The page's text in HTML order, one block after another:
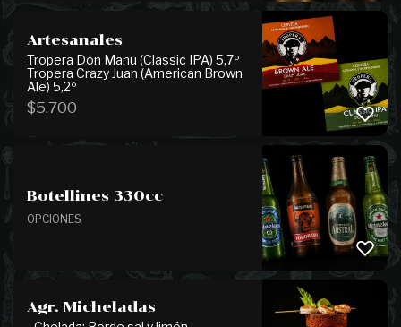
Artesanales
Tropera Don Manu (Classic IPA) 5,7º
Tropera Crazy Juan (American Brown
Ale) 5,2º
$5.700
Botellines 330cc
OPCIONES
Agr. Micheladas